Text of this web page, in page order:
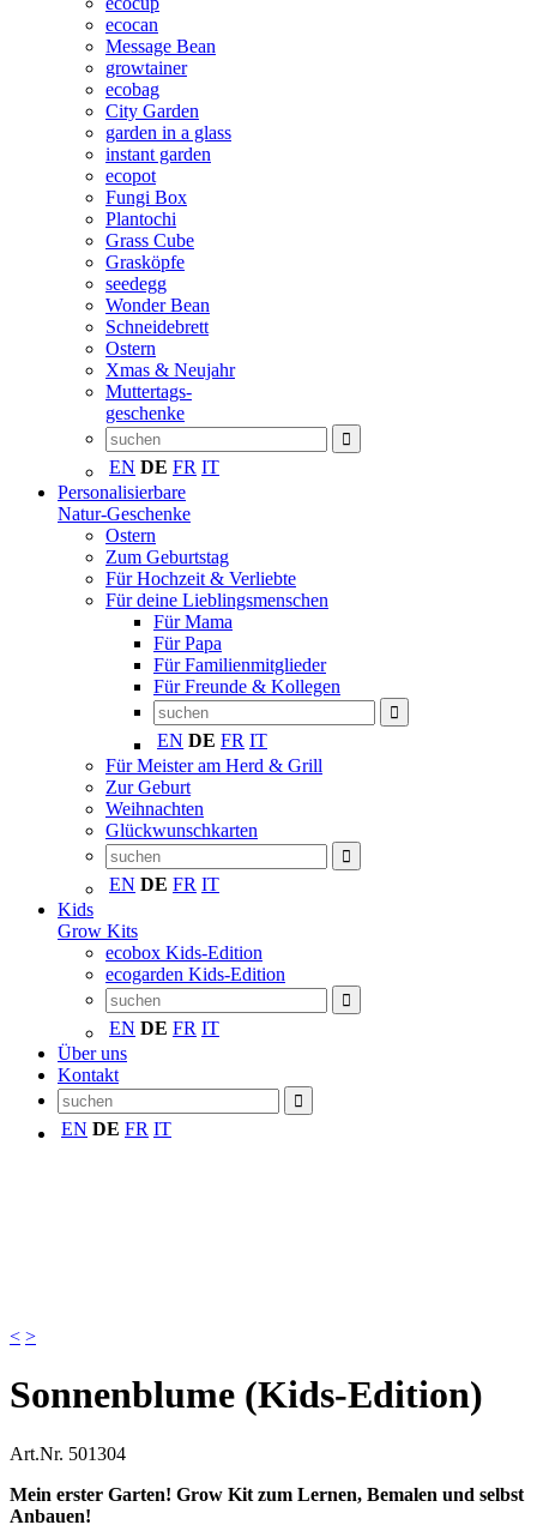
ecocan
Message Bean
growtainer
ecobag
City Garden
garden in a glass
instant garden
ecopot
Fungi Box
Plantochi
Grass Cube
Grasköpfe
seedegg
Wonder Bean
Schneidebrett
Ostern
Xmas & Neujahr
Muttertags-
geschenke
EN DE FR IT
Personalisierbare
Natur-Geschenke
Ostern
Zum Geburtstag
Für Hochzeit & Verliebte
Für deine Lieblingsmenschen
Für Mama
Für Papa
Für Familienmitglieder
Für Freunde & Kollegen
EN DE FR IT
Für Meister am Herd & Grill
Zur Geburt
Weihnachten
Glückwunschkarten
EN DE FR IT
Kids
Grow Kits
ecobox Kids-Edition
ecogarden Kids-Edition
EN DE FR IT
Über uns
Kontakt
EN DE FR IT
< >
Sonnenblume (Kids-Edition)
Art.Nr. 501304
Mein erster Garten! Grow Kit zum Lernen, Bemalen und selbst
Anbauen!